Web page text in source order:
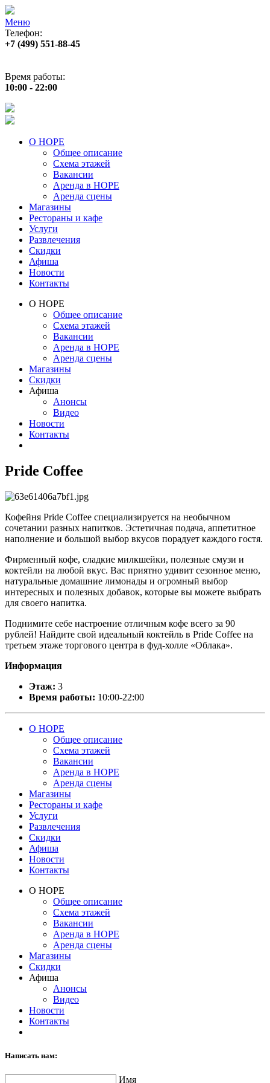
Меню
Телефон:
+7 (499) 551‑88‑45
Время работы:
10:00 - 22:00
О НОРЕ
Общее описание
Схема этажей
Вакансии
Аренда в НОРЕ
Аренда сцены
Магазины
Рестораны и кафе
Услуги
Развлечения
Скидки
Афиша
Новости
Контакты
О НОРЕ
Общее описание
Схема этажей
Вакансии
Аренда в НОРЕ
Аренда сцены
Магазины
Скидки
Афиша
Анонсы
Видео
Новости
Контакты
Pride Coffee
Кофейня Pride Coffee специализируется на необычном
сочетании разных напитков. Эстетичная подача, аппетитное
наполнение и большой выбор вкусов порадует каждого гостя.
Фирменный кофе, сладкие милкшейки, полезные смузи и
коктейли на любой вкус. Вас приятно удивит сезонное меню,
натуральные домашние лимонады и огромный выбор
интересных и полезных добавок, которые вы можете выбрать
для своего напитка.
Поднимите себе настроение отличным кофе всего за 90
рублей! Найдите свой идеальный коктейль в Pride Coffee на
третьем этаже торгового центра в фуд-холле «Облака».
Информация
Этаж: 3
Время работы: 10:00-22:00
О НОРЕ
Общее описание
Схема этажей
Вакансии
Аренда в НОРЕ
Аренда сцены
Магазины
Рестораны и кафе
Услуги
Развлечения
Скидки
Афиша
Новости
Контакты
О НОРЕ
Общее описание
Схема этажей
Вакансии
Аренда в НОРЕ
Аренда сцены
Магазины
Скидки
Афиша
Анонсы
Видео
Новости
Контакты
Написать нам:
Имя